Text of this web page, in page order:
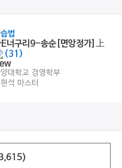
법
E너구리9-송순[면앙정가]上
(31)
대학교 경영학부
석 마스터
)